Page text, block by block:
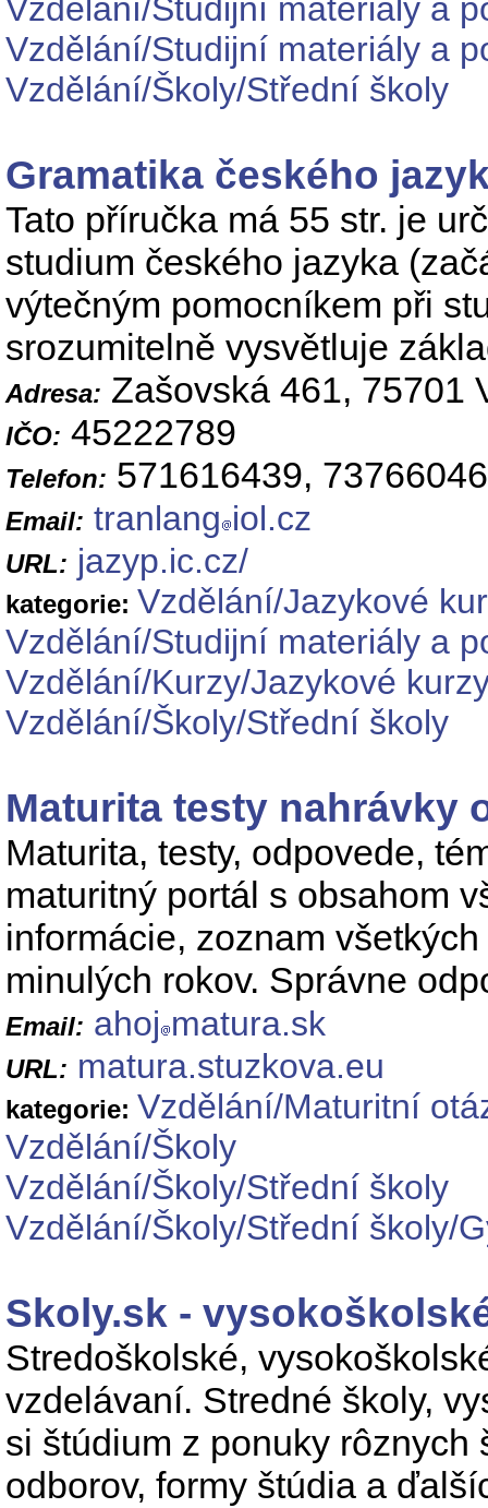
Vzdělání/Studijní materiály a
Vzdělání/Studijní materiály a
Vzdělání/Školy/Střední školy
Gramatika českého
Tato příručka má 55 str. je
studium českého jazyka
výtečným pomocníkem při
srozumitelně vysvětluje
Adresa: Zašovská 461, 75701
IČO: 45222789
Telefon: 571616439,
Email: tranlang iol.cz
URL: jazyp.ic.cz/
kategorie: Vzdělání/Jazykové
Vzdělání/Studijní materiály a
Vzdělání/Kurzy/Jazykové
Vzdělání/Školy/Střední školy
Maturita testy nahrávky
Maturita, testy, odpovede,
maturitný portál s obsahom
informácie, zoznam
minulých rokov. Správne
Email: ahoj matura.sk
URL: matura.stuzkova.eu
kategorie: Vzdělání/Maturitní
Vzdělání/Školy
Vzdělání/Školy/Střední školy
Vzdělání/Školy/Střední školy/
Skoly.sk -
Stredoškolské,
vzdelávaní. Stredné školy,
si štúdium z ponuky
odborov, formy štúdia a